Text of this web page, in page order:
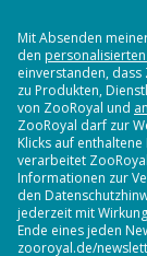
Mit Absenden
den
einverstanden,
zu Produkten,
von ZooRoyal und
ZooRoyal darf zur
Klicks auf
verarbeitet
Informationen zur
den
jederzeit mit
Ende eines jeden
zooroyal.de/